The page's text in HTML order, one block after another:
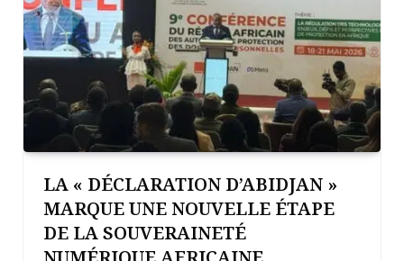
LA « DÉCLARATION D’ABIDJAN »
MARQUE UNE NOUVELLE ÉTAPE
DE LA SOUVERAINETÉ